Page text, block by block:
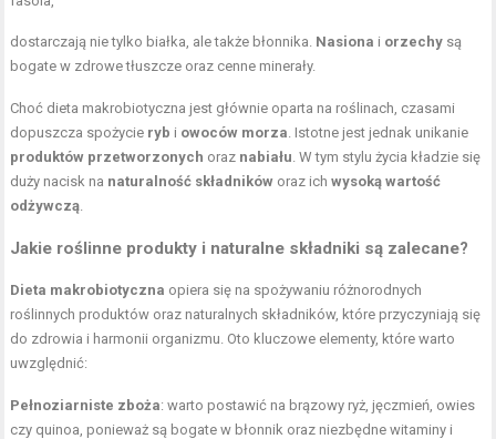
dostarczają nie tylko białka, ale także błonnika. Nasiona i orzechy są
bogate w zdrowe tłuszcze oraz cenne minerały.
Choć dieta makrobiotyczna jest głównie oparta na roślinach, czasami
dopuszcza spożycie ryb i owoców morza. Istotne jest jednak unikanie
produktów przetworzonych oraz nabiału. W tym stylu życia kładzie się
duży nacisk na naturalność składników oraz ichwysoką wartość
odżywczą.
Jakie roślinne produkty i naturalne składniki są zalecane?
Dieta makrobiotyczna opiera się na spożywaniu różnorodnych
roślinnych produktów oraz naturalnych składników, które przyczyniają się
do zdrowia i harmonii organizmu. Oto kluczowe elementy, które warto
uwzględnić:
Pełnoziarniste zboża: warto postawić na brązowy ryż, jęczmień, owies
czy quinoa, ponieważ są bogate w błonnik oraz niezbędne witaminy i